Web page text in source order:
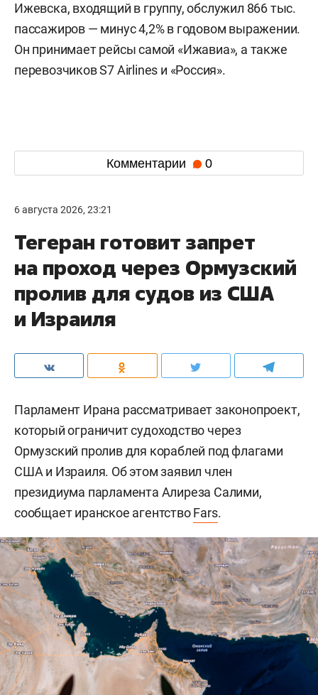
Ижевска, входящий в группу, обслужил 866 тыс.
пассажиров — минус 4,2% в годовом выражении.
Он принимает рейсы самой «Ижавиа», а также
перевозчиков S7 Airlines и «Россия».
Комментарии 0
6 августа 2026, 23:21
Тегеран готовит запрет
на проход через Ормузский
пролив для судов из США
и Израиля
Парламент Ирана рассматривает законопроект,
который ограничит судоходство через
Ормузский пролив для кораблей под флагами
США и Израиля. Об этом заявил член
президиума парламента Алиреза Салими,
сообщает иранское агентствоFars.